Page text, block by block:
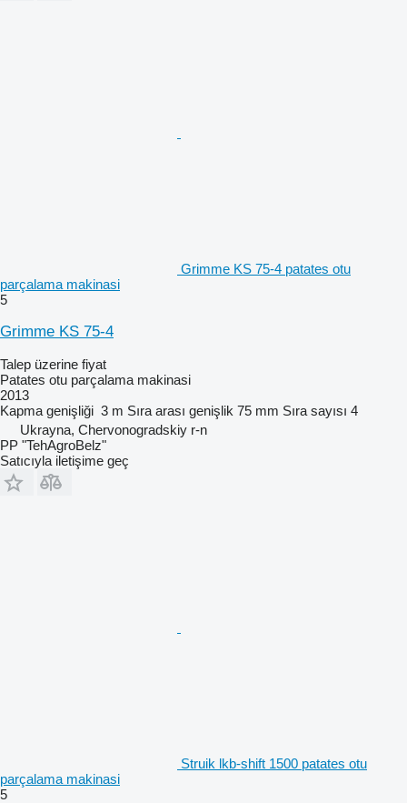
Grimme KS 75-4 patates otu
parçalama makinasi
5
Grimme KS 75-4
Talep üzerine fiyat
Patates otu parçalama makinasi
2013
Kapma genişliği 3 m Sıra arası genişlik 75 mm Sıra sayısı 4
Ukrayna, Chervonogradskiy r-n
PP "TehAgroBelz"
Satıcıyla iletişime geç
Struik lkb-shift 1500 patates otu
parçalama makinasi
5